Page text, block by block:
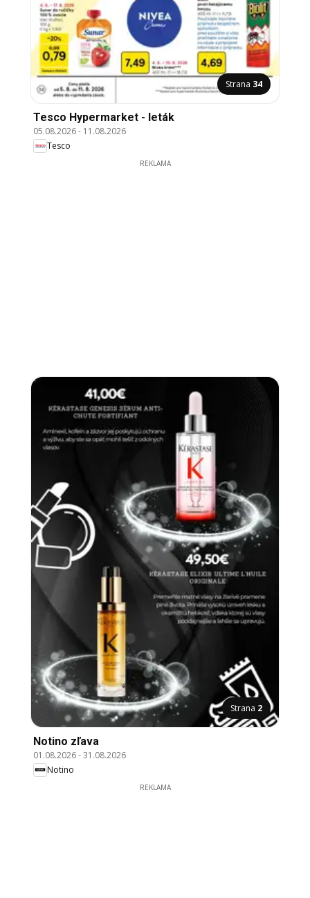
Strana 34
Tesco Hypermarket - leták
05.08.2026- 11.08.2026
Tesco
REKLAMA
Strana 2
Notino zľava
01.08.2026-31.08.2026
Notino
REKLAMA